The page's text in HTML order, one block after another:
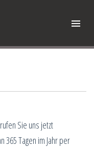
Sie uns jetzt
365 Tagen im Jahr per